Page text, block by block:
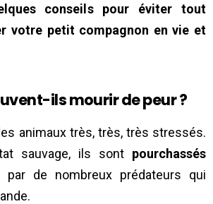
conseils pour éviter tout
votre petit compagnon en vie et
ils mourir de peur ?
animaux très, très, très stressés.
sauvage, ils sont pourchassés
par de nombreux prédateurs qui